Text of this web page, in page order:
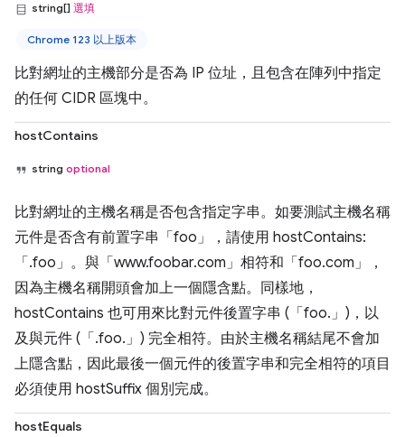
string[] 選填
Chrome 123 以上版本
比對網址的主機部分是否為 IP 位址，且包含在陣列中指定
的任何 CIDR 區塊中。
hostContains
string optional
比對網址的主機名稱是否包含指定字串。如要測試主機名稱
元件是否含有前置字串「foo」，請使用 hostContains:
「.foo」。與「www.foobar.com」相符和「foo.com」，
因為主機名稱開頭會加上一個隱含點。同樣地，
hostContains 也可用來比對元件後置字串 (「foo.」)，以
及與元件 (「.foo.」) 完全相符。由於主機名稱結尾不會加
上隱含點，因此最後一個元件的後置字串和完全相符的項目
必須使用 hostSuffix 個別完成。
hostEquals